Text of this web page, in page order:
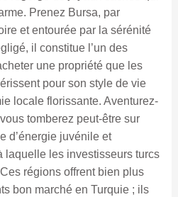
Prenez Bursa, par
et entourée par la sérénité
il constitue l’un des
une propriété que les
pour son style de vie
locale florissante. Aventurez-
tomberez peut-être sur
d’énergie juvénile et
laquelle les investisseurs turcs
régions offrent bien plus
bon marché en Turquie ; ils